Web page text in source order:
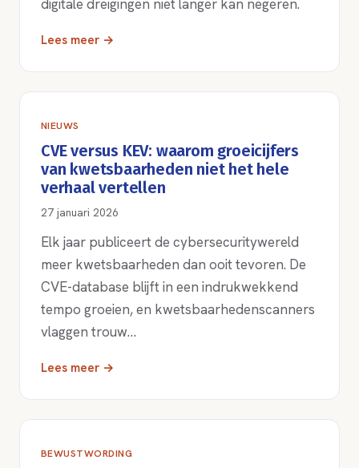
digitale dreigingen niet langer kan negeren.
Lees meer →
NIEUWS
CVE versus KEV: waarom groeicijfers
van kwetsbaarheden niet het hele
verhaal vertellen
27 januari 2026
Elk jaar publiceert de cybersecuritywereld
meer kwetsbaarheden dan ooit tevoren. De
CVE-database blijft in een indrukwekkend
tempo groeien, en kwetsbaarhedenscanners
vlaggen trouw…
Lees meer →
BEWUSTWORDING